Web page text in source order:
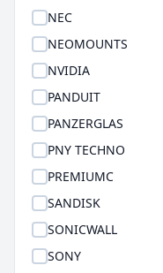
NEC
NEOMOUNTS
NVIDIA
PANDUIT
PANZERGLAS
PNY TECHNO
PREMIUMC
SANDISK
SONICWALL
SONY